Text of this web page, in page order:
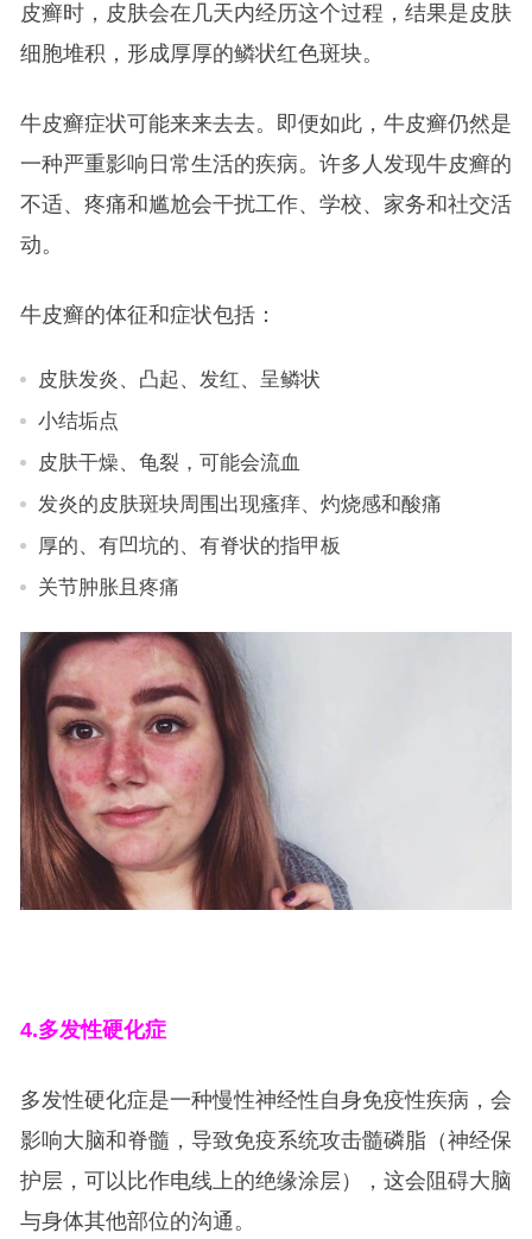
皮癣时，皮肤会在几天内经历这个过程，结果是皮肤
细胞堆积，形成厚厚的鳞状红色斑块。
牛皮癣症状可能来来去去。即便如此，牛皮癣仍然是
一种严重影响日常生活的疾病。许多人发现牛皮癣的
不适、疼痛和尴尬会干扰工作、学校、家务和社交活
动。
牛皮癣的体征和症状包括：
皮肤发炎、凸起、发红、呈鳞状
小结垢点
皮肤干燥、龟裂，可能会流血
发炎的皮肤斑块周围出现瘙痒、灼烧感和酸痛
厚的、有凹坑的、有脊状的指甲板
关节肿胀且疼痛
4.多发性硬化症
多发性硬化症是一种慢性神经性自身免疫性疾病，会
影响大脑和脊髓，导致免疫系统攻击髓磷脂（神经保
护层，可以比作电线上的绝缘涂层），这会阻碍大脑
与身体其他部位的沟通。